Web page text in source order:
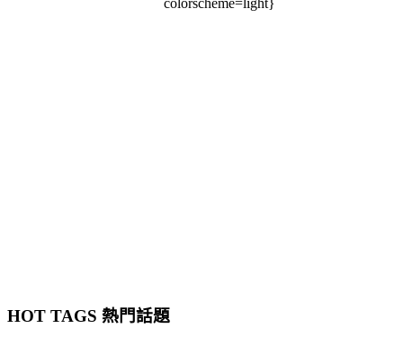
colorscheme=light}
HOT TAGS 熱門話題